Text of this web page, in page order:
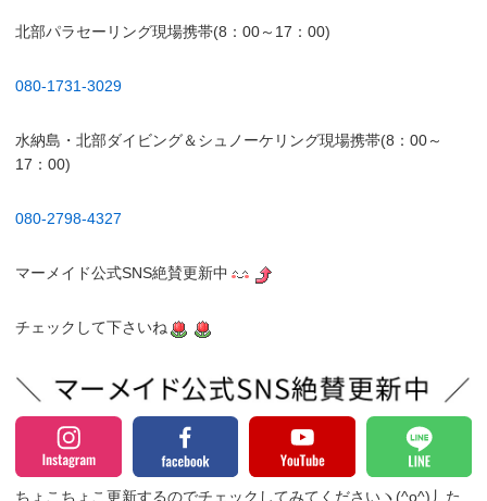
北部パラセーリング現場携帯(8：00～17：00)
080-1731-3029
水納島・北部ダイビング＆シュノーケリング現場携帯(8：00～
17：00)
080-2798-4327
マーメイド公式SNS絶賛更新中
チェックして下さいね
ちょこちょこ更新するのでチェックしてみてくださいヽ(^o^)丿 た